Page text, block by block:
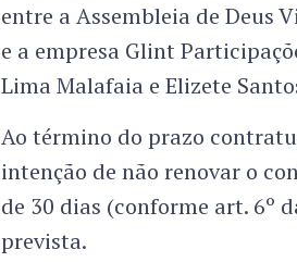
entre a Assembleia de Deus
e a empresa Glint
Lima Malafaia e Elizete
Ao término do prazo
intenção de não renovar o
de 30 dias (conforme art. 6º
prevista.